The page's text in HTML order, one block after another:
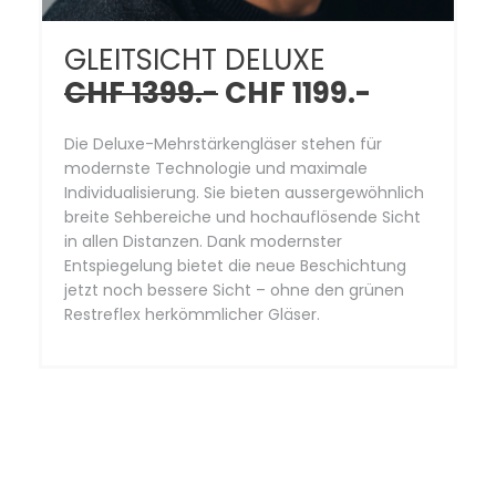
GLEITSICHT DELUXE
CHF 1399.-CHF 1199.-
Die Deluxe-Mehrstärkengläser stehen für
modernste Technologie und maximale
Individualisierung. Sie bieten aussergewöhnlich
breite Sehbereiche und hochauflösende Sicht
in allen Distanzen. Dank modernster
Entspiegelung bietet die neue Beschichtung
jetzt noch bessere Sicht – ohne den grünen
Restreflex herkömmlicher Gläser.